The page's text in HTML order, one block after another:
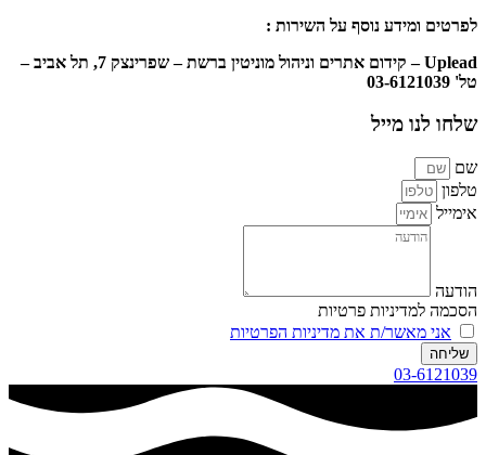
לפרטים ומידע נוסף על השירות :
Uplead
– קידום אתרים
וניהול מוניטין ברשת – שפרינצק 7, תל אביב –
טל' 03-6121039
שלחו לנו מייל
שם
טלפון
אימייל
הודעה
הסכמה למדיניות פרטיות
אני מאשר/ת את מדיניות הפרטיות
שליחה
03-6121039